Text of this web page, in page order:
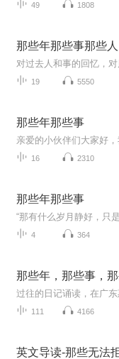
49 1808
那些年那些事那些人
对过去人和事的回忆，
19 5550
那些年那些事
16 2310
那些年那些事
4 364
那些年，那些事，
过往的日记诵读，在广东
111 4166
英文导读-那些无法